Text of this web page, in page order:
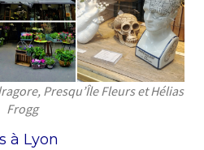
Presqu’Île Fleurs et Hélias
Frogg
à Lyon